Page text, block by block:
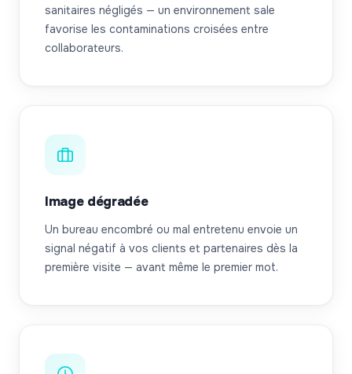
sanitaires négligés — un environnement sale
favorise les contaminations croisées entre
collaborateurs.
Image dégradée
Un bureau encombré ou mal entretenu envoie un
signal négatif à vos clients et partenaires dès la
première visite — avant même le premier mot.